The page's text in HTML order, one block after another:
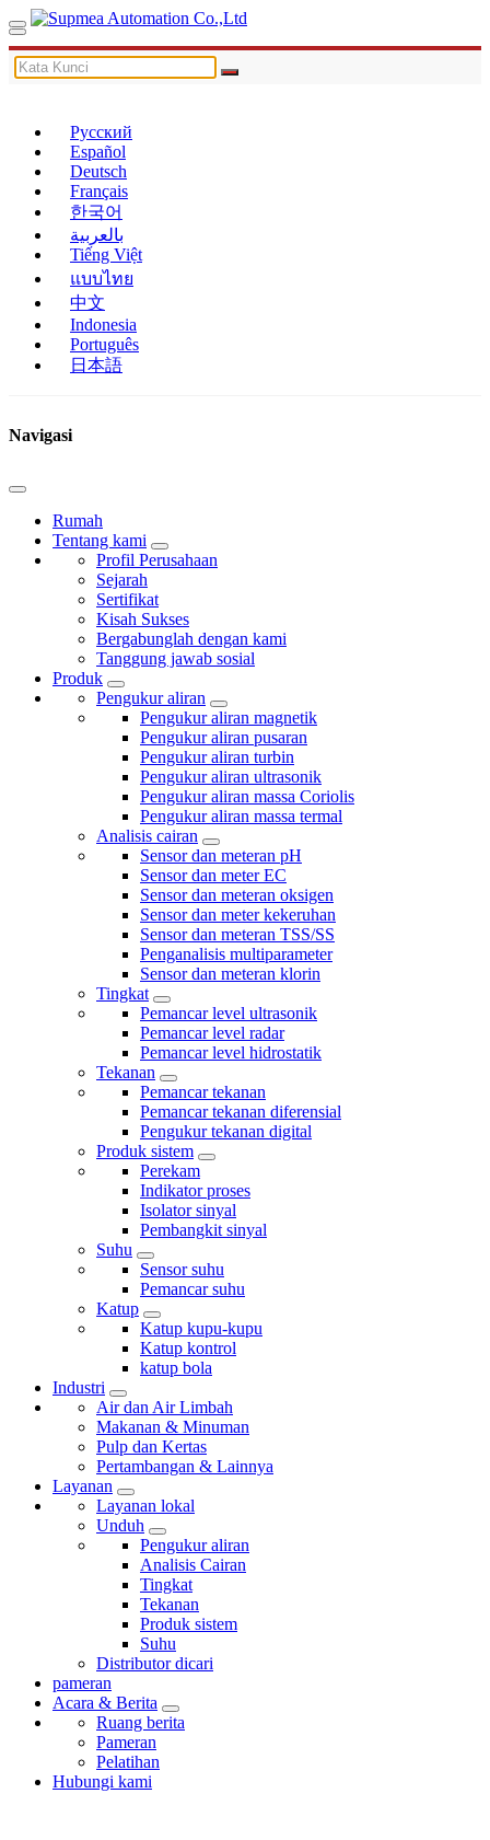
Русский
Español
Deutsch
Français
한국어
بالعربية
Tiếng Việt
แบบไทย
中文
Indonesia
Português
日本語
Navigasi
Rumah
Tentang kami
Profil Perusahaan
Sejarah
Sertifikat
Kisah Sukses
Bergabunglah dengan kami
Tanggung jawab sosial
Produk
Pengukur aliran
Pengukur aliran magnetik
Pengukur aliran pusaran
Pengukur aliran turbin
Pengukur aliran ultrasonik
Pengukur aliran massa Coriolis
Pengukur aliran massa termal
Analisis cairan
Sensor dan meteran pH
Sensor dan meter EC
Sensor dan meteran oksigen
Sensor dan meter kekeruhan
Sensor dan meteran TSS/SS
Penganalisis multiparameter
Sensor dan meteran klorin
Tingkat
Pemancar level ultrasonik
Pemancar level radar
Pemancar level hidrostatik
Tekanan
Pemancar tekanan
Pemancar tekanan diferensial
Pengukur tekanan digital
Produk sistem
Perekam
Indikator proses
Isolator sinyal
Pembangkit sinyal
Suhu
Sensor suhu
Pemancar suhu
Katup
Katup kupu-kupu
Katup kontrol
katup bola
Industri
Air dan Air Limbah
Makanan & Minuman
Pulp dan Kertas
Pertambangan & Lainnya
Layanan
Layanan lokal
Unduh
Pengukur aliran
Analisis Cairan
Tingkat
Tekanan
Produk sistem
Suhu
Distributor dicari
pameran
Acara & Berita
Ruang berita
Pameran
Pelatihan
Hubungi kami